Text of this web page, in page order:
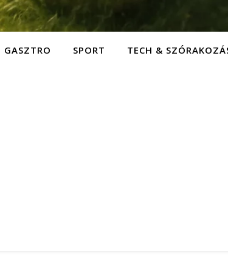
GASZTRO SPORT TECH &